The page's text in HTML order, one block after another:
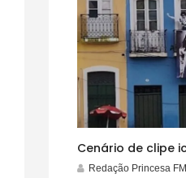
Redação Princesa FM